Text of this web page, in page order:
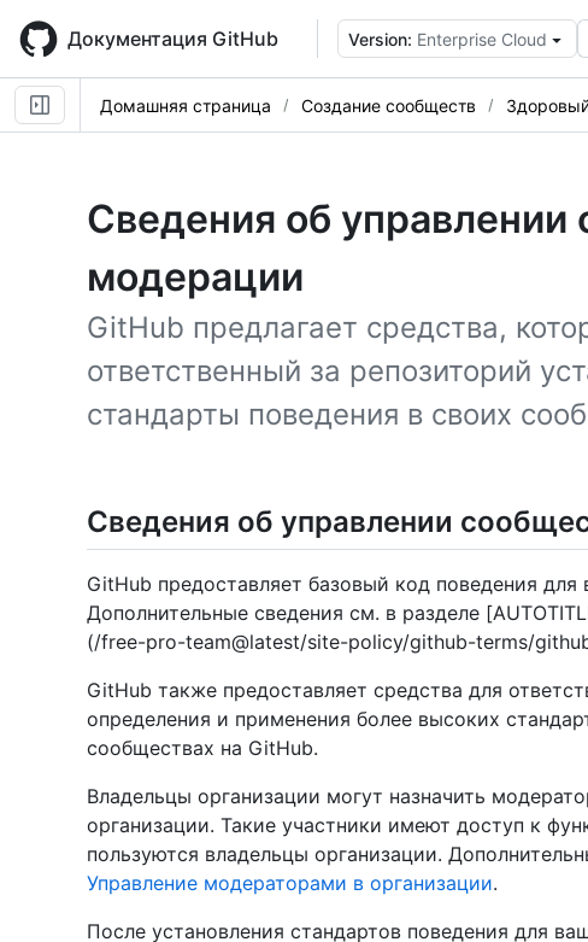
main
content
Документация GitHub Version: Enterprise Cloud
Домашняя страница Создание сообществ
Сведения об
модерации
GitHub предлагает средства,
ответственный за репозиторий
стандарты поведения в своих
Сведения об управлении
GitHub предоставляет базовый код поведения для
Дополнительные сведения см. в разделе
(/free-pro-team@latest/site-policy/github-terms/
GitHub также предоставляет средства для
определения и применения более высоких
сообществах на GitHub.
Владельцы организации могут назначить
организации. Такие участники имеют доступ к
пользуются владельцы организации.
Управление модераторами в организации.
После установления стандартов поведения для